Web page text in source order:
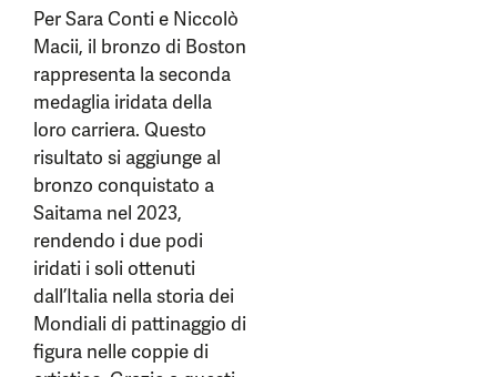
Per Sara Conti e Niccolò
Macii, il bronzo di Boston
rappresenta la seconda
medaglia iridata della
loro carriera. Questo
risultato si aggiunge al
bronzo conquistato a
Saitama nel 2023,
rendendo i due podi
iridati i soli ottenuti
dall’Italia nella storia dei
Mondiali di pattinaggio di
figura nelle coppie di